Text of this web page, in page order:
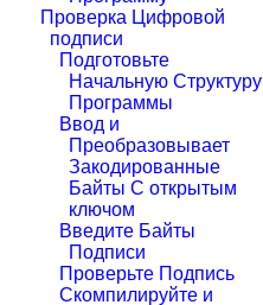
Проверка Цифровой
подписи
Подготовьте
Начальную Структуру
Программы
Ввод и
Преобразовывает
Закодированные
Байты С открытым
ключом
Введите Байты
Подписи
Проверьте Подпись
Скомпилируйте и